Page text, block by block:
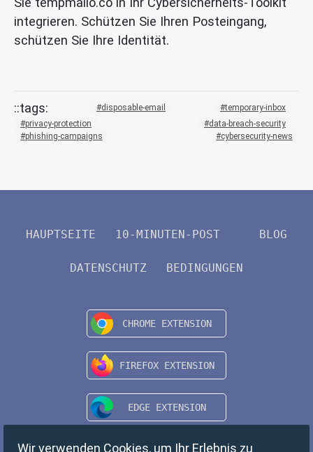
integrieren. Schützen Sie Ihren Posteingang,
schützen Sie Ihre Identität.
disposable-email
temporary-inbox
privacy-protection
data-breach-security
phishing-campaigns
cybersecurity-news
HAUPTSEITE 10-MINUTEN-POST BLOG
DATENSCHUTZ BEDINGUNGEN
Wir verwenden Cookies, um Ihr Erlebnis zu